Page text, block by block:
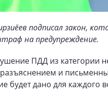
подписал закон,
на предупреждение.
ПДД из категории
разъяснением и
будет дано для каждого